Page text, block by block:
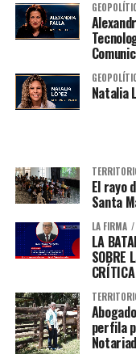
Natalia
El rayo
Santa
LA FIRMA
LA
SOBRE
perfila